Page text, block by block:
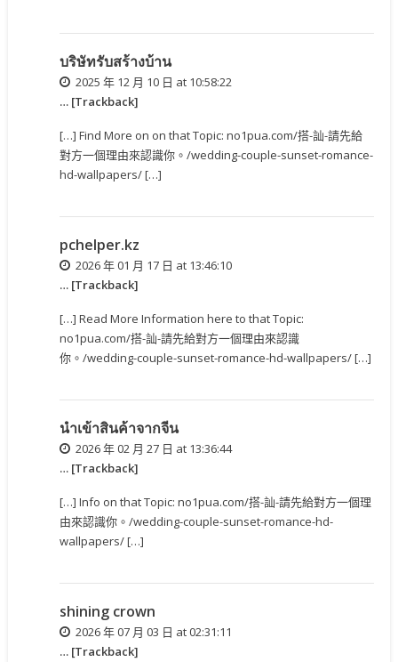
บริษัทรับสร้างบ้าน
2025 年 12 月 10 日 at 10:58:22
… [Trackback]
[…] Find More on on that Topic: no1pua.com/搭-訕-請先給
對方一個理由來認識你。/wedding-couple-sunset-romance-
hd-wallpapers/ […]
pchelper.kz
2026 年 01 月 17 日 at 13:46:10
… [Trackback]
[…] Read More Information here to that Topic:
no1pua.com/搭-訕-請先給對方一個理由來認識
你。/wedding-couple-sunset-romance-hd-wallpapers/ […]
นำเข้าสินค้าจากจีน
2026 年 02 月 27 日 at 13:36:44
… [Trackback]
[…] Info on that Topic: no1pua.com/搭-訕-請先給對方一個理
由來認識你。/wedding-couple-sunset-romance-hd-
wallpapers/ […]
shining crown
2026 年 07 月 03 日 at 02:31:11
… [Trackback]